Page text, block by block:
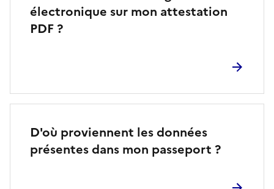
électronique sur mon attestation
PDF ?
D'où proviennent les données
présentes dans mon passeport ?